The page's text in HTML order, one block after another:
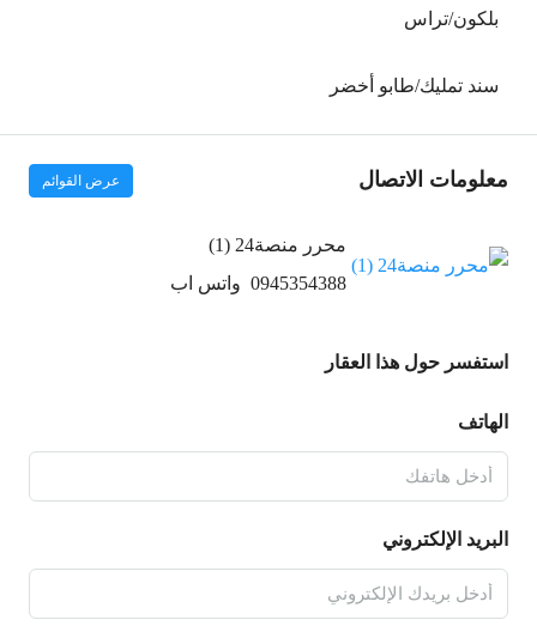
بلكون/تراس
سند تمليك/طابو أخضر
معلومات الاتصال عرض القوائم
محرر منصة24 (1)
0945354388 واتس اب
استفسر حول هذا العقار
الهاتف
البريد الإلكتروني